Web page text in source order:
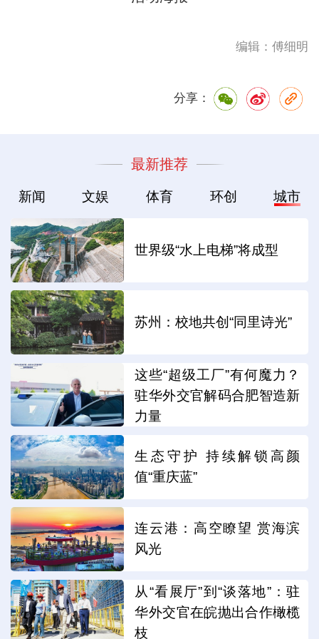
编辑：傅细明
分享：
最新推荐
新闻 文娱 体育 环创 城市
世界级“水上电梯”将成型
苏州：校地共创“同里诗光”
这些“超级工厂”有何魔力？
驻华外交官解码合肥智造新
力量
生态守护 持续解锁高颜
值“重庆蓝”
连云港：高空瞭望 赏海滨
风光
从“看展厅”到“谈落地”：驻
华外交官在皖抛出合作橄榄
枝